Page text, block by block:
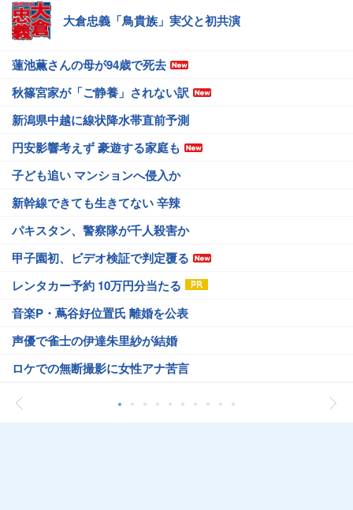
大倉忠義「鳥貴族」実父と初共演
蓮池薫さんの母が94歳で死去
秋篠宮家が「ご静養」されない訳
新潟県中越に線状降水帯直前予測
円安影響考えず 豪遊する家庭も
子ども追い マンションへ侵入か
新幹線できても生きてない 辛辣
パキスタン、警察隊が千人殺害か
甲子園初、ビデオ検証で判定覆る
レンタカー予約 10万円分当たる
音楽P・蔦谷好位置氏 離婚を公表
声優で雀士の伊達朱里紗が結婚
ロケでの無断撮影に女性アナ苦言